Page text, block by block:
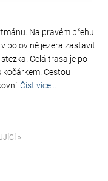
Na pravém břehu
polovině jezera zastavit.
Celá trasa je po
Cestou
Číst více…